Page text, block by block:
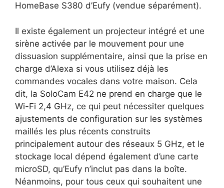
HomeBase S380 d’Eufy (vendue séparément).
Il existe également un projecteur intégré et une
sirène activée par le mouvement pour une
dissuasion supplémentaire, ainsi que la prise en
charge d’Alexa si vous utilisez déjà les
commandes vocales dans votre maison. Cela
dit, la SoloCam E42 ne prend en charge que le
Wi-Fi 2,4 GHz, ce qui peut nécessiter quelques
ajustements de configuration sur les systèmes
maillés les plus récents construits
principalement autour des réseaux 5 GHz, et le
stockage local dépend également d’une carte
microSD, qu’Eufy n’inclut pas dans la boîte.
Néanmoins, pour tous ceux qui souhaitent une